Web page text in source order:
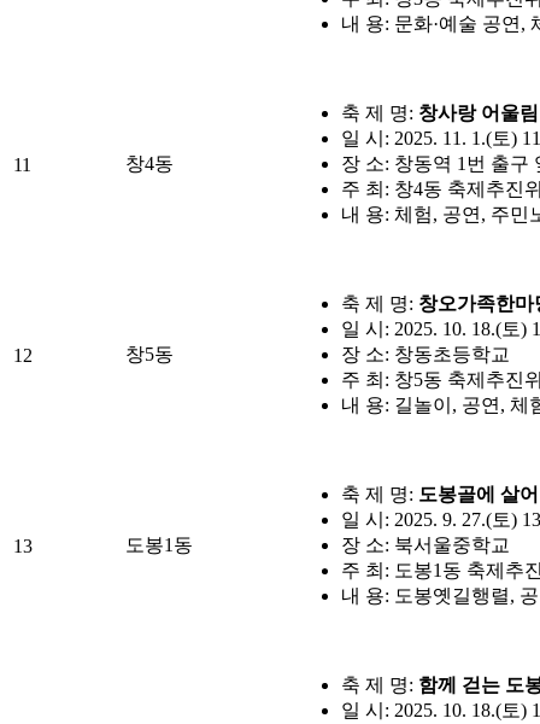
내 용: 문화·예술 공연,
11 창4동
축 제 명: 창사랑 어울
일 시: 2025. 11. 1.(토)
장 소: 창동역 1번 출구
주 최: 창4동 축제추진
내 용: 체험, 공연, 주민
12 창5동
축 제 명: 창오가족한마
일 시: 2025. 10. 18.(토)
장 소: 창동초등학교
주 최: 창5동 축제추진
내 용: 길놀이, 공연, 체
13 도봉1동
축 제 명: 도봉골에 살
일 시: 2025. 9. 27.(토)
장 소: 북서울중학교
주 최: 도봉1동 축제추
내 용: 도봉옛길행렬,
축 제 명: 함께 걷는 도
일 시: 2025. 10. 18.(토)